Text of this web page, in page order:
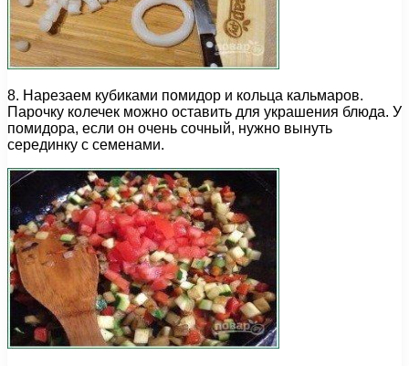
8. Нарезаем кубиками помидор и кольца кальмаров.
Парочку колечек можно оставить для украшения блюда. У
помидора, если он очень сочный, нужно вынуть
серединку с семенами.